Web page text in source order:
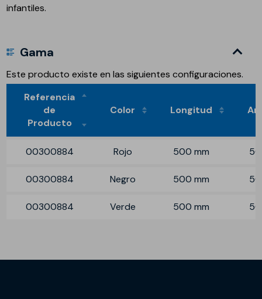
infantiles.
Gama
Este producto existe en las siguientes configuraciones.
Referencia
de
Producto
Color Longitud
00300884 Rojo 500 mm
00300884 Negro 500 mm
00300884 Verde 500 mm